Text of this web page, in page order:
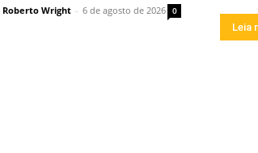
Roberto Wright - 6 de agosto de 2026 0
Leia